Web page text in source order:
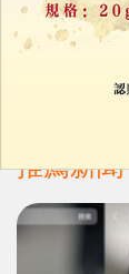
網紅CEO杭州
大媽痛失億元
17/11/
推薦新聞